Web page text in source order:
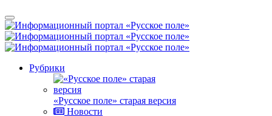
Рубрики
«Русское поле» старая версия
Новости